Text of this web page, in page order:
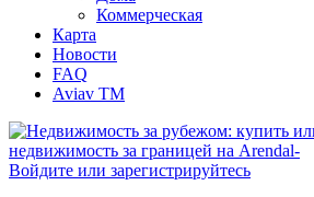
Коммерческая
Карта
Новости
FAQ
Aviav TM
Войдите или зарегистрируйтесь